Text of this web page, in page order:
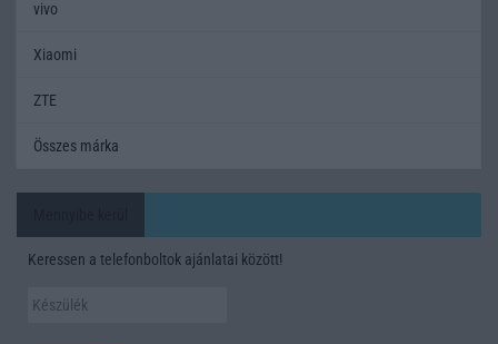
vivo
Xiaomi
ZTE
Összes márka
Keressen a telefonboltok ajánlatai között!